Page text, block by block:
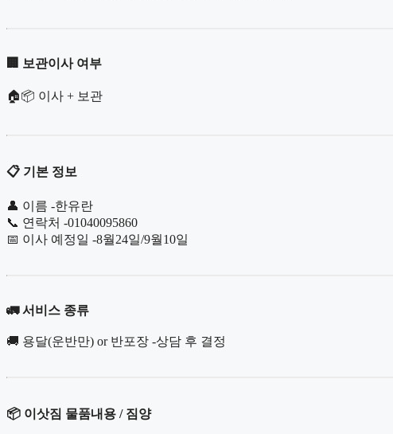
🏢 보관이사 여부
🏠📦 이사 + 보관
📋 기본 정보
👤 이름 -한유란
📞 연락처 -01040095860
📅 이사 예정일 -8월24일/9월10일
🚛 서비스 종류
🚚 용달(운반만) or 반포장 -상담 후 결정
📦 이삿짐 물품내용 / 짐양